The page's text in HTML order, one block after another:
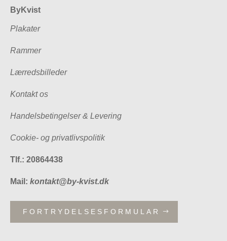
ByKvist
Plakater
Rammer
Lærredsbilleder
Kontakt os
Handelsbetingelser & Levering
Cookie- og privatlivspolitik
Tlf.: 20864438
Mail: kontakt@by-kvist.dk
FORTRYDELSESFORMULAR